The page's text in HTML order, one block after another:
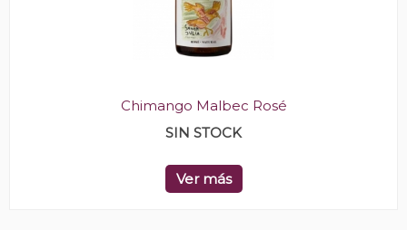
Chimango Malbec Rosé
SIN STOCK
Ver más